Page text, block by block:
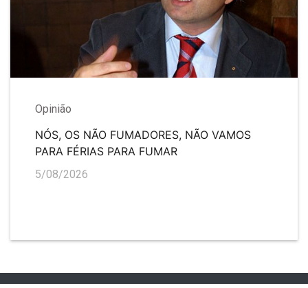
Opinião
NÓS, OS NÃO FUMADORES, NÃO VAMOS
PARA FÉRIAS PARA FUMAR
5/08/2026